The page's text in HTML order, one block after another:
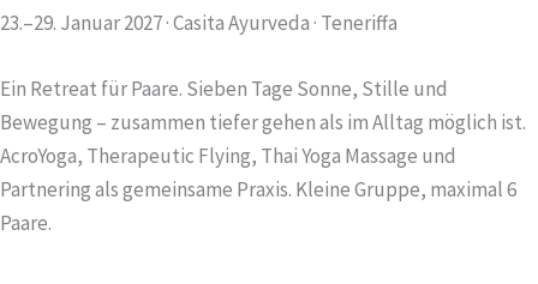
23.–29. Januar 2027 · Casita Ayurveda · Teneriffa
Ein Retreat für Paare. Sieben Tage Sonne, Stille und
Bewegung – zusammen tiefer gehen als im Alltag möglich ist.
AcroYoga, Therapeutic Flying, Thai Yoga Massage und
Partnering als gemeinsame Praxis. Kleine Gruppe, maximal 6
Paare.